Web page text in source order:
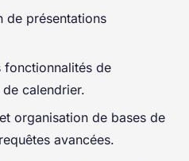
de présentations
fonctionnalités de
calendrier.
organisation de bases de
avancées.